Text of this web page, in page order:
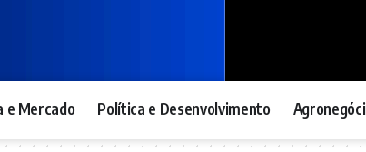
e Mercado Política e Desenvolvimento